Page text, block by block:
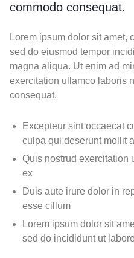
commodo consequat.
Lorem ipsum dolor sit amet,
sed do eiusmod tempor
magna aliqua. Ut enim ad
exercitation ullamco laboris
consequat.
Excepteur sint occaecat
culpa qui deserunt mollit
Quis nostrud exercitation
ex
Duis aute irure dolor in
esse cillum
Lorem ipsum dolor sit
sed do incididunt ut